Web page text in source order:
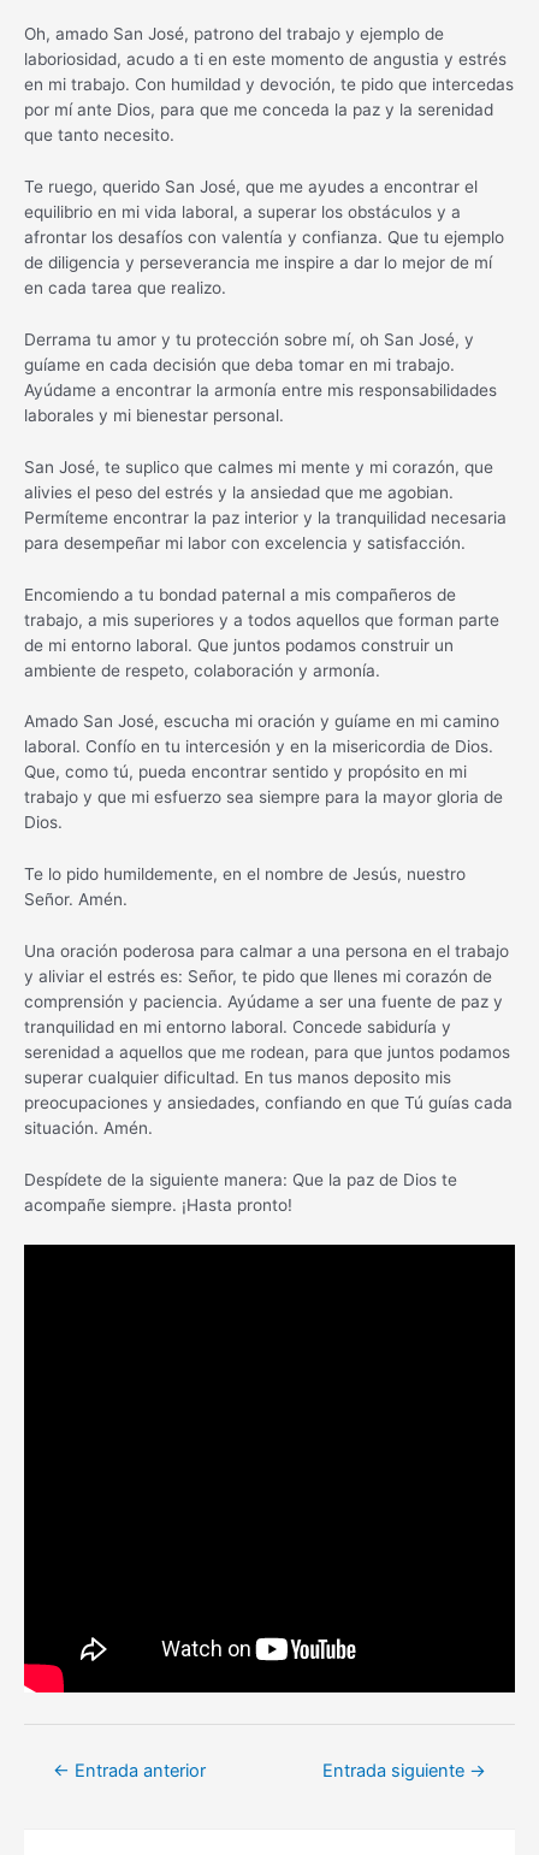
Oh, amado San José, patrono del trabajo y ejemplo de
laboriosidad, acudo a ti en este momento de angustia y estrés
en mi trabajo. Con humildad y devoción, te pido que intercedas
por mí ante Dios, para que me conceda la paz y la serenidad
que tanto necesito.
Te ruego, querido San José, que me ayudes a encontrar el
equilibrio en mi vida laboral, a superar los obstáculos y a
afrontar los desafíos con valentía y confianza. Que tu ejemplo
de diligencia y perseverancia me inspire a dar lo mejor de mí
en cada tarea que realizo.
Derrama tu amor y tu protección sobre mí, oh San José, y
guíame en cada decisión que deba tomar en mi trabajo.
Ayúdame a encontrar la armonía entre mis responsabilidades
laborales y mi bienestar personal.
San José, te suplico que calmes mi mente y mi corazón, que
alivies el peso del estrés y la ansiedad que me agobian.
Permíteme encontrar la paz interior y la tranquilidad necesaria
para desempeñar mi labor con excelencia y satisfacción.
Encomiendo a tu bondad paternal a mis compañeros de
trabajo, a mis superiores y a todos aquellos que forman parte
de mi entorno laboral. Que juntos podamos construir un
ambiente de respeto, colaboración y armonía.
Amado San José, escucha mi oración y guíame en mi camino
laboral. Confío en tu intercesión y en la misericordia de Dios.
Que, como tú, pueda encontrar sentido y propósito en mi
trabajo y que mi esfuerzo sea siempre para la mayor gloria de
Dios.
Te lo pido humildemente, en el nombre de Jesús, nuestro
Señor. Amén.
Una oración poderosa para calmar a una persona en el trabajo
y aliviar el estrés es: Señor, te pido que llenes mi corazón de
comprensión y paciencia. Ayúdame a ser una fuente de paz y
tranquilidad en mi entorno laboral. Concede sabiduría y
serenidad a aquellos que me rodean, para que juntos podamos
superar cualquier dificultad. En tus manos deposito mis
preocupaciones y ansiedades, confiando en que Tú guías cada
situación. Amén.
Despídete de la siguiente manera: Que la paz de Dios te
acompañe siempre. ¡Hasta pronto!
Navegación
← Entrada anterior Entrada siguiente →